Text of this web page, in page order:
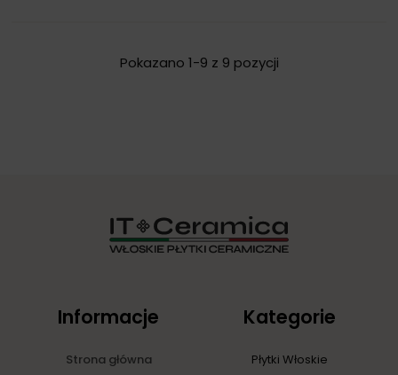
Pokazano 1-9 z 9 pozycji
Informacje
Strona główna
Kategorie
Płytki Włoskie